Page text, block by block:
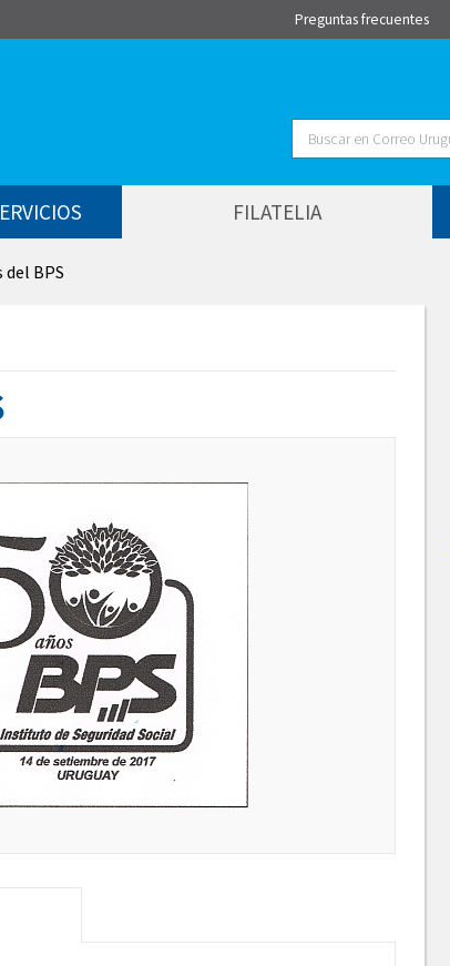
Preguntas frecuentes
Buscar
FILATELIA
del BPS